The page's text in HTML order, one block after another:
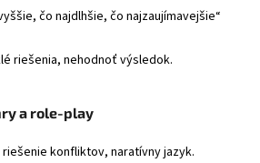
čo najdlhšie, čo najzaujímavejšie“
riešenia, nehodnoť výsledok.
a role-play
konfliktov, naratívny jazyk.